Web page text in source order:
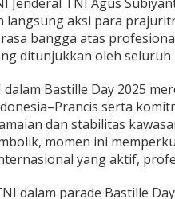
langsung aksi para
bangga atas
ditunjukkan oleh seluruh
Bastille Day 2025
serta
dan stabilitas
momen ini
yang aktif,
dalam parade Bastille